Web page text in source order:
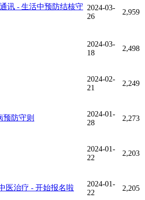
讯 - 生活中预防结核守 2024-03-
26
2,959
2024-03-
18
2,498
2024-02-
21
2,249
预防守则
2024-01-
28
2,273
2024-01-
22
2,203
医治疗 - 开始报名啦
2024-01-
22
2,205